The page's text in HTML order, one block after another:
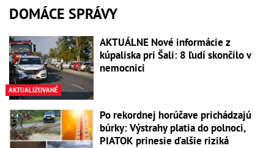
DOMÁCE SPRÁVY
AKTUALIZOVANÉ
AKTUÁLNE Nové informácie z
kúpaliska pri Šali: 8 ľudí skončilo v
nemocnici
Po rekordnej horúčave prichádzajú
búrky: Výstrahy platia do polnoci,
PIATOK prinesie ďalšie riziká